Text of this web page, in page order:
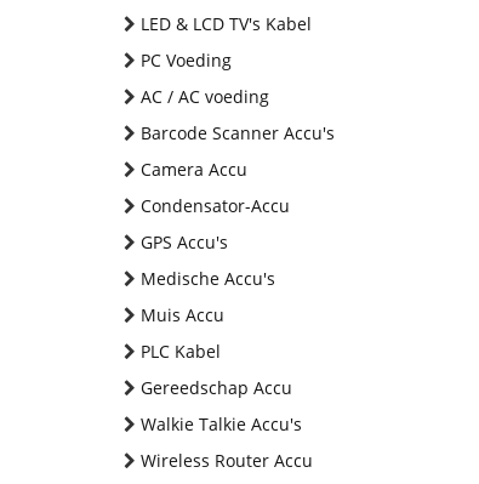
LED & LCD TV's Kabel
PC Voeding
AC / AC voeding
Barcode Scanner Accu's
Camera Accu
Condensator-Accu
GPS Accu's
Medische Accu's
Muis Accu
PLC Kabel
Gereedschap Accu
Walkie Talkie Accu's
Wireless Router Accu